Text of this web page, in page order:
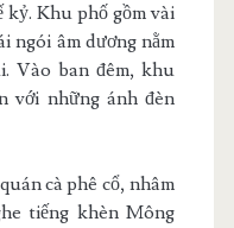
kỷ. Khu phố gồm vài
ngói âm dương nằm
Vào ban đêm, khu
với những ánh đèn
cà phê cổ, nhâm
tiếng khèn Mông